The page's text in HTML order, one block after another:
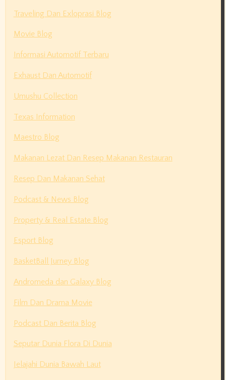
Traveling Dan Exloprasi Blog
Movie Blog
Informasi Automotif Terbaru
Exhaust Dan Automotif
Umushu Collection
Texas Information
Maestro Blog
Makanan Lezat Dan Resep Makanan Restauran
Resep Dan Makanan Sehat
Podcast & News Blog
Property & Real Estate Blog
Esport Blog
BasketBall Jurney Blog
Andromeda dan Galaxy Blog
Film Dan Drama Movie
Podcast Dan Berita Blog
Seputar Dunia Flora Di Dunia
Jelajahi Dunia Bawah Laut